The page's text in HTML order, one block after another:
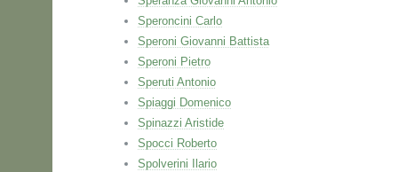
Speroncini Carlo
Speroni Giovanni Battista
Speroni Pietro
Speruti Antonio
Spiaggi Domenico
Spinazzi Aristide
Spocci Roberto
Spolverini Ilario